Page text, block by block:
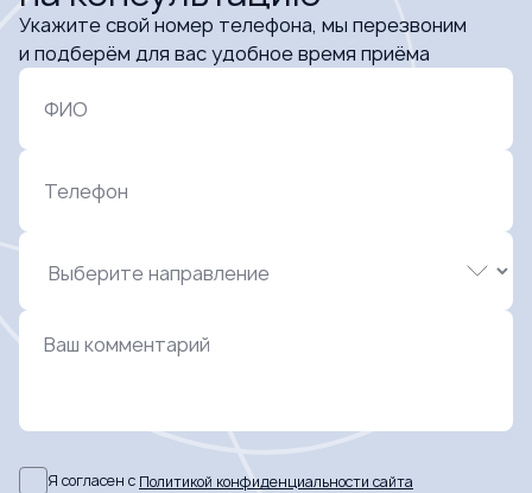
Укажите свой номер телефона, мы перезвоним
и подберём для вас удобное время приёма
ФИО
Телефон
Ваш комментарий
Я согласен с Политикой конфиденциальности сайта